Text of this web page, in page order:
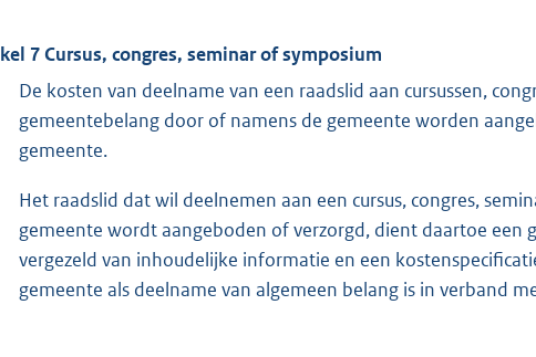
7 Cursus, congres, seminar of symposium
De kosten van deelname van een raadslid aan cursussen,
gemeentebelang door of namens de gemeente worden
gemeente.
Het raadslid dat wil deelnemen aan een cursus, congres,
gemeente wordt aangeboden of verzorgd, dient daartoe een
vergezeld van inhoudelijke informatie en een
gemeente als deelname van algemeen belang is in verband